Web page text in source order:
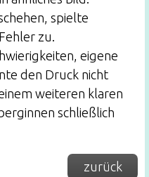
spielte
zu.
eigene
den Druck nicht
weiteren klaren
schließlich
zurück